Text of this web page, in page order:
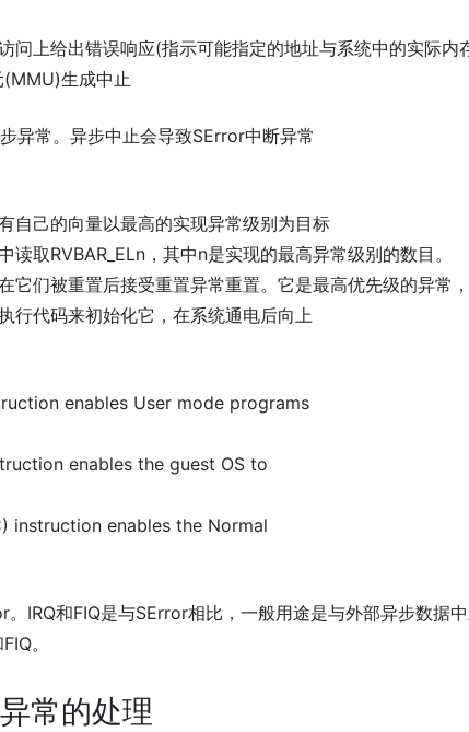
问上给出错误响应(指示可能指定的地址与系统中的实际内
生成中止
异常。异步中止会导致SError中断异常
自己的向量以最高的实现异常级别为目标
取RVBAR_ELn，其中n是实现的最高异常级别的数目。
它们被重置后接受重置异常重置。它是最高优先级的异常
行代码来初始化它，在系统通电后向上
enables User mode programs
enables the guest OS to
instruction enables the Normal
IRQ和FIQ是与SError相比，一般用途是与外部异步数据中
。
常的处理